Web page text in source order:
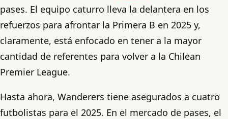
pases. El equipo caturro lleva la delantera en los
refuerzos para afrontar la Primera B en 2025 y,
claramente, está enfocado en tener a la mayor
cantidad de referentes para volver a la Chilean
Premier League.
Hasta ahora, Wanderers tiene asegurados a cuatro
futbolistas para el 2025. En el mercado de pases, el